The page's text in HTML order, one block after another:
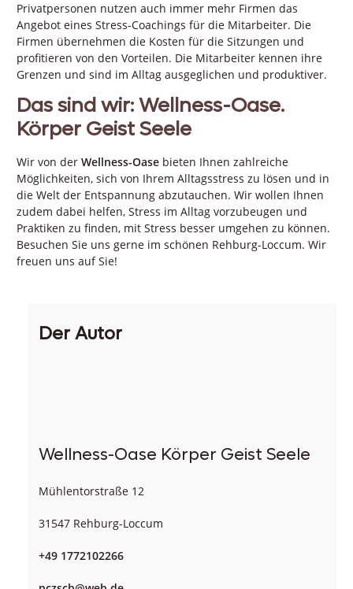
Privatpersonen nutzen auch immer mehr Firmen das
Angebot eines Stress-Coachings für die Mitarbeiter. Die
Firmen übernehmen die Kosten für die Sitzungen und
profitieren von den Vorteilen. Die Mitarbeiter kennen ihre
Grenzen und sind im Alltag ausgeglichen und produktiver.
Das sind wir: Wellness-Oase.
Körper Geist Seele
Wir von der Wellness-Oase bieten Ihnen zahlreiche
Möglichkeiten, sich von Ihrem Alltagsstress zu lösen und in
die Welt der Entspannung abzutauchen. Wir wollen Ihnen
zudem dabei helfen, Stress im Alltag vorzubeugen und
Praktiken zu finden, mit Stress besser umgehen zu können.
Besuchen Sie uns gerne im schönen Rehburg-Loccum. Wir
freuen uns auf Sie!
Der Autor
Wellness-Oase Körper Geist Seele
Mühlentorstraße 12
31547 Rehburg-Loccum
+49 1772102266